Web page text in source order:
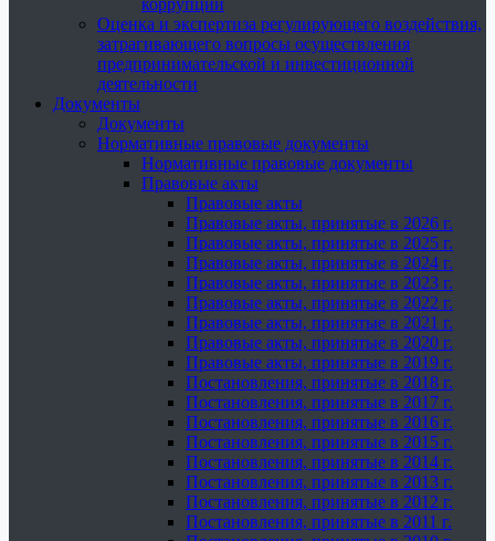
коррупции
Оценка и экспертиза регулирующего воздействия,
затрагивающего вопросы осуществления
предпринимательской и инвестиционной
деятельности
Документы
Документы
Нормативные правовые документы
Нормативные правовые документы
Правовые акты
Правовые акты
Правовые акты, принятые в 2026 г.
Правовые акты, принятые в 2025 г.
Правовые акты, принятые в 2024 г.
Правовые акты, принятые в 2023 г.
Правовые акты, принятые в 2022 г.
Правовые акты, принятые в 2021 г.
Правовые акты, принятые в 2020 г.
Правовые акты, принятые в 2019 г.
Постановления, принятые в 2018 г.
Постановления, принятые в 2017 г.
Постановления, принятые в 2016 г.
Постановления, принятые в 2015 г.
Постановления, принятые в 2014 г.
Постановления, принятые в 2013 г.
Постановления, принятые в 2012 г.
Постановления, принятые в 2011 г.